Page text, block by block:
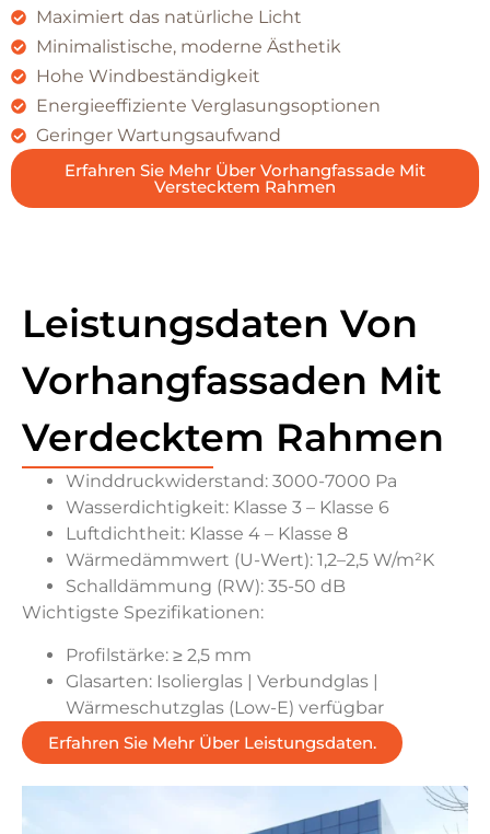
Maximiert das natürliche Licht
Minimalistische, moderne Ästhetik
Hohe Windbeständigkeit
Energieeffiziente Verglasungsoptionen
Geringer Wartungsaufwand
Erfahren Sie Mehr Über Vorhangfassade Mit
Verstecktem Rahmen
Leistungsdaten Von
Vorhangfassaden Mit
Verdecktem Rahmen
Winddruckwiderstand: 3000-7000 Pa
Wasserdichtigkeit: Klasse 3 – Klasse 6
Luftdichtheit: Klasse 4 – Klasse 8
Wärmedämmwert (U-Wert): 1,2–2,5 W/m²K
Schalldämmung (RW): 35-50 dB
Wichtigste Spezifikationen:
Profilstärke: ≥ 2,5 mm
Glasarten: Isolierglas | Verbundglas |
Wärmeschutzglas (Low-E) verfügbar
Erfahren Sie Mehr Über Leistungsdaten.